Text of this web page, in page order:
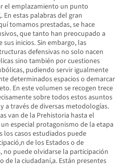
el emplazamiento un punto
En estas palabras del gran
tomamos prestadas, se hace
que tanto han preocupado a
sus inicios. Sin embargo, las
defensivas no solo nacen
sino también por cuestiones
pudiendo servir igualmente
determinados espacios o demarcar
En este volumen se recogen trece
sobre todos estos asuntos
a través de diversas metodologías.
van de la Prehistoria hasta el
especial protagonismo de la etapa
los casos estudiados puede
de los Estados o de
puede olvidarse la participación
de la ciudadaní,a. Están presentes